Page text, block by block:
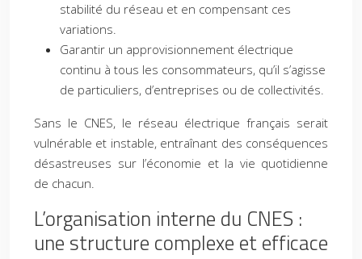
stabilité du réseau et en compensant ces
variations.
Garantir un approvisionnement électrique
continu à tous les consommateurs, qu’il s’agisse
de particuliers, d’entreprises ou de collectivités.
Sans le CNES, le réseau électrique français serait
vulnérable et instable, entraînant des conséquences
désastreuses sur l’économie et la vie quotidienne
de chacun.
L’organisation interne du CNES :
une structure complexe et efficace